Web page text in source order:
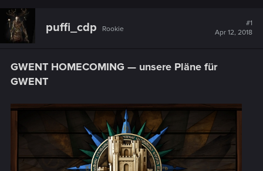
puffi_cdp Rookie
#1
Apr 12, 2018
GWENT HOMECOMING — unsere Pläne für
GWENT